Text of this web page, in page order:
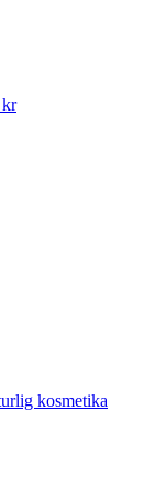
kr
kosmetika